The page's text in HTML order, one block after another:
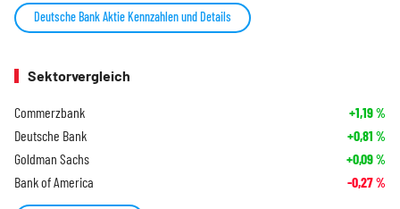
Deutsche Bank Aktie Kennzahlen und Details
Sektorvergleich
Commerzbank +1,19%
Deutsche Bank +0,81 %
Goldman Sachs +0,09%
Bank of America -0,27%